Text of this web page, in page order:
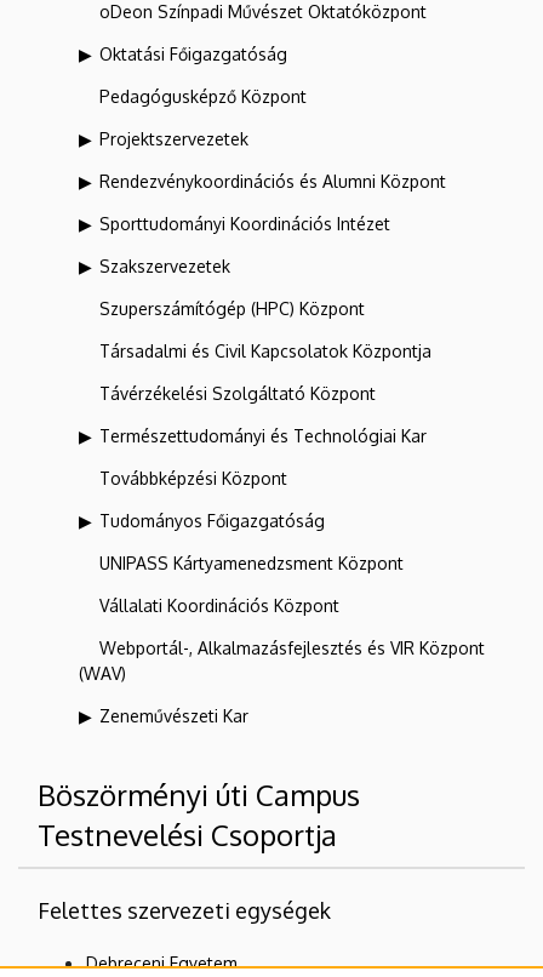
oDeon Színpadi Művészet Oktatóközpont
Oktatási Főigazgatóság
Pedagógusképző Központ
Projektszervezetek
Rendezvénykoordinációs és Alumni Központ
Sporttudományi Koordinációs Intézet
Szakszervezetek
Szuperszámítógép (HPC) Központ
Társadalmi és Civil Kapcsolatok Központja
Távérzékelési Szolgáltató Központ
Természettudományi és Technológiai Kar
Továbbképzési Központ
Tudományos Főigazgatóság
UNIPASS Kártyamenedzsment Központ
Vállalati Koordinációs Központ
Webportál-, Alkalmazásfejlesztés és VIR Központ
(WAV)
Zeneművészeti Kar
Böszörményi úti Campus
Testnevelési Csoportja
Felettes szervezeti egységek
Debreceni Egyetem